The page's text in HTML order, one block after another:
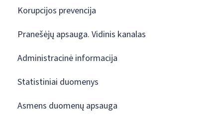
Korupcijos prevencija
Pranešėjų apsauga. Vidinis kanalas
Administracinė informacija
Statistiniai duomenys
Asmens duomenų apsauga